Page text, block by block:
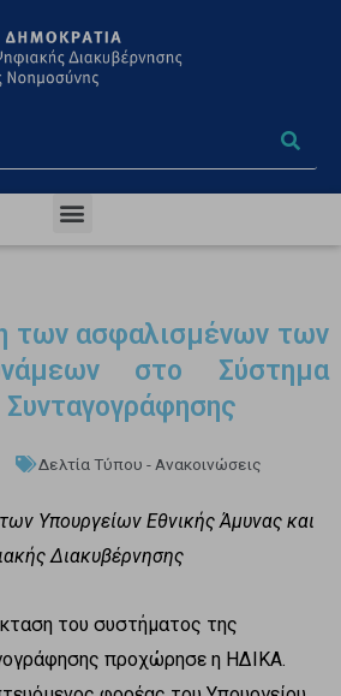
των ασφαλισμένων των
στο Σύστημα
Δελτία Τύπου - Ανακοινώσεις
Υπουργείων Εθνικής Άμυνας και
Διακυβέρνησης
του συστήματος της
προχώρησε η ΗΔΙΚΑ.